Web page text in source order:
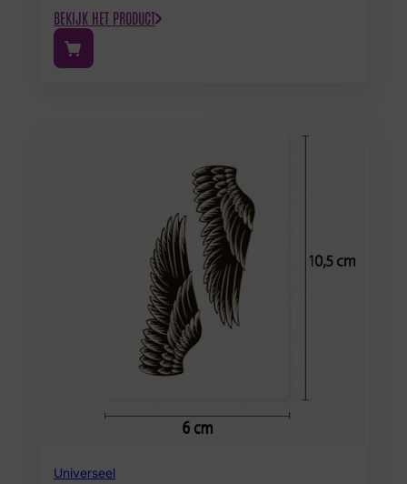
BEKIJK HET PRODUCT
Universeel